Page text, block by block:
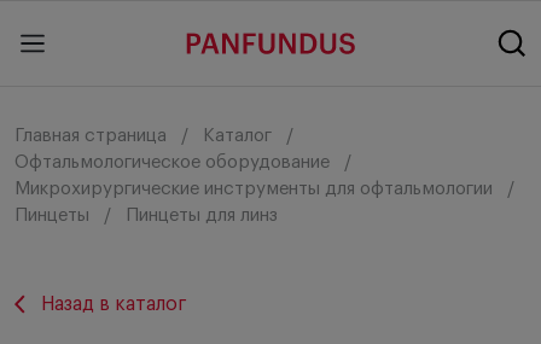
Главная страница
Каталог
Офтальмологическое оборудование
Микрохирургические инструменты для офтальмологии
Пинцеты
Пинцеты для линз
Назад в каталог